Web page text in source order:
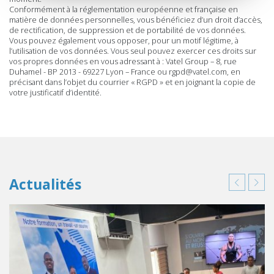
Conformément à la réglementation européenne et française en
matière de données personnelles, vous bénéficiez d’un droit d’accès,
de rectification, de suppression et de portabilité de vos données.
Vous pouvez également vous opposer, pour un motif légitime, à
l’utilisation de vos données. Vous seul pouvez exercer ces droits sur
vos propres données en vous adressant à : Vatel Group – 8, rue
Duhamel - BP 2013 - 69227 Lyon – France ou rgpd@vatel.com, en
précisant dans l’objet du courrier « RGPD » et en joignant la copie de
votre justificatif d’identité.
Actualités